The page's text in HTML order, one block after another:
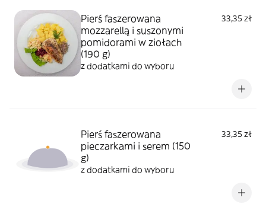
Pierś faszerowana
mozzarellą i suszonymi
pomidorami w ziołach
(190 g)
33,35 zł
z dodatkami do wyboru
Pierś faszerowana
pieczarkami i serem (150
g)
33,35 zł
z dodatkami do wyboru